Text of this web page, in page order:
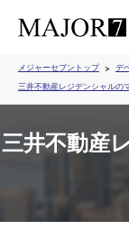
メジャーセブントップ
デ
三井不動産レジデンシャルの
三井不動産